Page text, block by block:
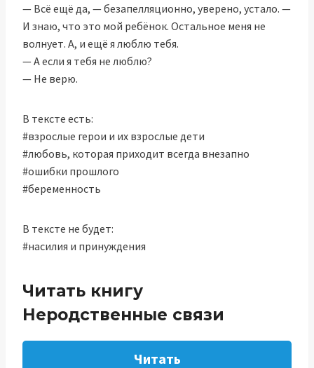
— Всё ещё да, — безапелляционно, уверено, устало. —
И знаю, что это мой ребёнок. Остальное меня не
волнует. А, и ещё я люблю тебя.
— А если я тебя не люблю?
— Не верю.
В тексте есть:
#взрослые герои и их взрослые дети
#любовь, которая приходит всегда внезапно
#ошибки прошлого
#беременность
В тексте не будет:
#насилия и принуждения
Читать книгу
Неродственные связи
Читать